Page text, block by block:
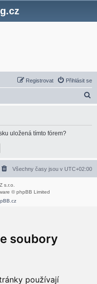
soubory
používají
Přihlásit se
Registrovat
uložená tímto fórem?
Všechny časy jsou v UTC+02:00
s.r.o.
© phpBB Limited
souborů cookies